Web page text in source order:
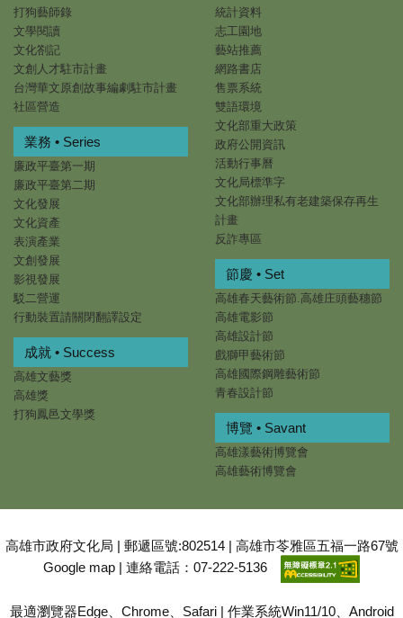
打狗藝師錄
文學閱讀
文化劄記
文創人才駐市計畫
台灣華文原創故事編劇駐市計畫
社區營造
統計資料
志工園地
藝站推薦
網路書店
售票系統
雙語環境
文化部重大政策
政府公開資訊
活動行事曆
文化局標準字
文化部辦理私有老建築保存再生
計畫
反詐專區
業務 • Series
廉政平臺第一期
廉政平臺第二期
文化發展
文化資產
表演產業
文創發展
影視發展
駁二營運
行動裝置請關閉翻譯設定
節慶 • Set
高雄春天藝術節.高雄庄頭藝穗節
高雄電影節
高雄設計節
戲獅甲藝術節
高雄國際鋼雕藝術節
青春設計節
成就 • Success
高雄文藝獎
高雄獎
打狗鳳邑文學獎
博覽 • Savant
高雄漾藝術博覽會
高雄藝術博覽會
高雄市政府文化局 | 郵遞區號:802514 | 高雄市苓雅區五福一路67號
Google map | 連絡電話：07-222-5136
最適瀏覽器Edge、Chrome、Safari | 作業系統Win11/10、Android